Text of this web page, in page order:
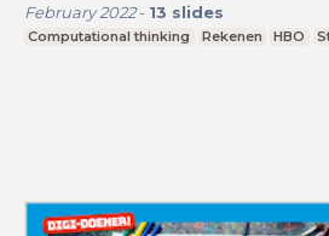
February 2022- 13 slides
Computational thinking Rekenen HBO